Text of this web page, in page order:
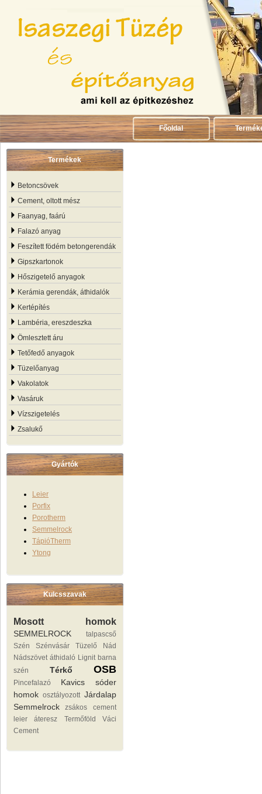
Főoldal
Termékek
Betoncsövek
Cement, oltott mész
Faanyag, faárú
Falazó anyag
Feszített födém betongerendák
Gipszkartonok
Hőszigetelő anyagok
Kerámia gerendák, áthidalók
Kertépítés
Lambéria, ereszdeszka
Ömlesztett áru
Tetőfedő anyagok
Tüzelőanyag
Vakolatok
Vasáruk
Vízszigetelés
Zsalukő
Gyártók
Leier
Porfix
Porotherm
Semmelrock
TápióTherm
Ytong
Kulcsszavak
Mosott homok
SEMMELROCK
talpascső
Szén Szénvásár Tüzelő
Nád
Nádszövet áthidaló Lignit barna
szén
Térkő OSB
Pincefalazó
Kavics sóder
homok osztályozott Járdalap
Semmelrock
zsákos cement
leier áteresz
Termőföld
Váci
Cement